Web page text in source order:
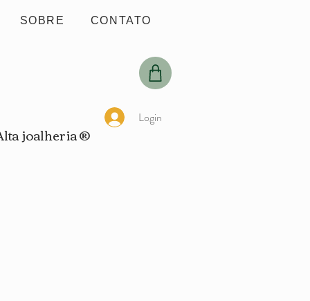
SOBRE CONTATO
Login
joalheria ®